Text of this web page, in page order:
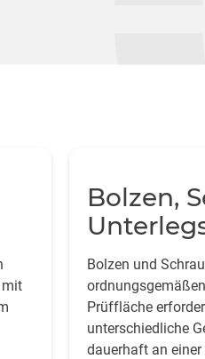
mit
Bolzen,
Bolzen und
Prüffläche
unterschiedliche
dauerhaft an